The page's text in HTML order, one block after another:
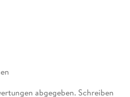
abgegeben. Schreiben